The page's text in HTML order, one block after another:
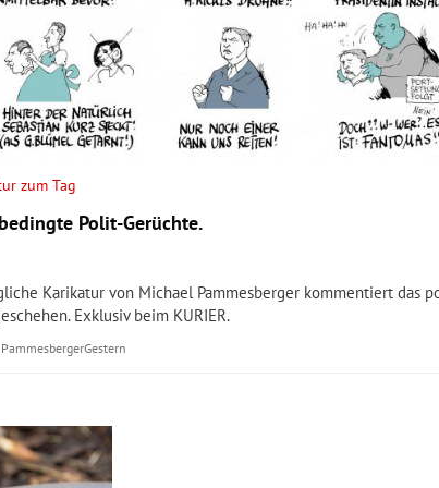
zum Tag
Polit-Gerüchte.
Karikatur von Michael Pammesberger kommentiert das
Exklusiv beim KURIER.
Gestern